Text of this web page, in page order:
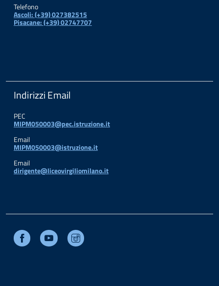
Telefono
Ascoli: (+39) 027382515
Pisacane: (+39) 02747707
Indirizzi Email
PEC
MIPM050003@pec.istruzione.it
Email
MIPM050003@istruzione.it
Email
dirigente@liceovirgiliomilano.it
Facebook Youtube